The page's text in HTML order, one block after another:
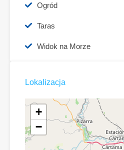
Ogród
Taras
Widok na Morze
Lokalizacja
+
−